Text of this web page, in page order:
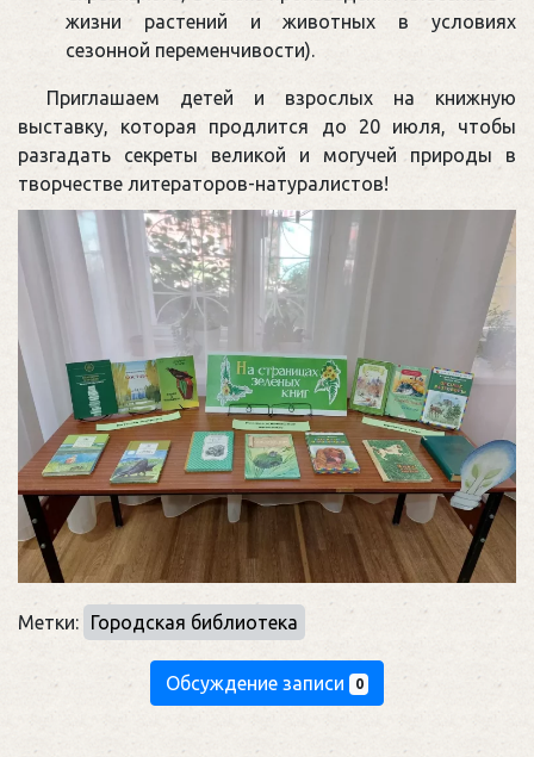
жизни растений и животных в условиях
сезонной переменчивости).
Приглашаем детей и взрослых на книжную
выставку, которая продлится до 20 июля, чтобы
разгадать секреты великой и могучей природы в
творчестве литераторов-натуралистов!
Метки: Городская библиотека
Обсуждение записи 0